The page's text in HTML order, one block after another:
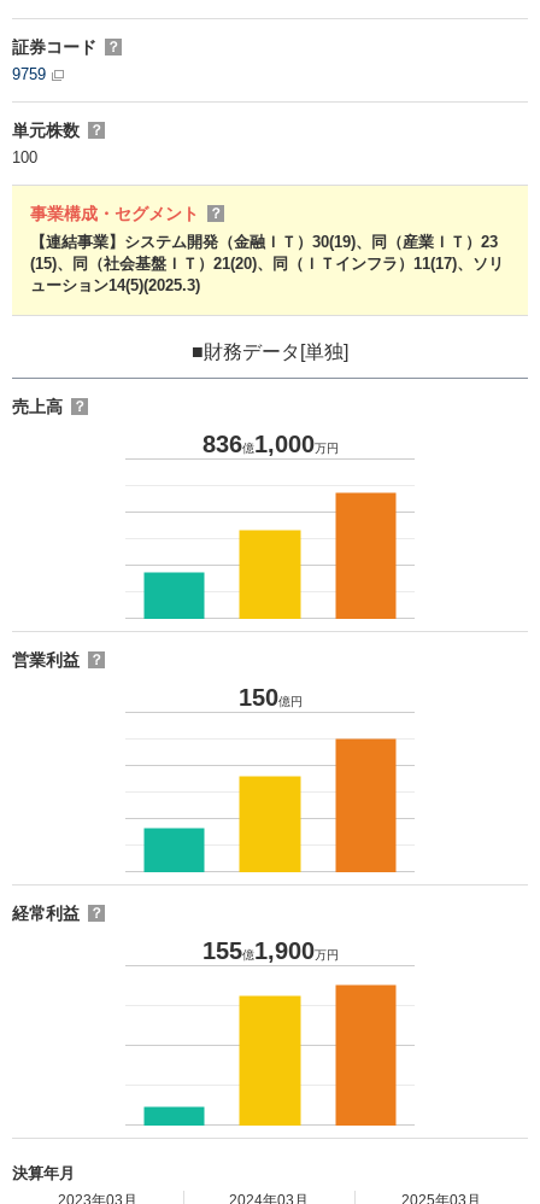
証券コード ？
9759
単元株数 ？
100
事業構成・セグメント ？
【連結事業】システム開発（金融ＩＴ）30(19)、同（産業ＩＴ）23
(15)、同（社会基盤ＩＴ）21(20)、同（ＩＴインフラ）11(17)、ソリ
ューション14(5)(2025.3)
■財務データ[単独]
売上高 ？
836億1,000万円
営業利益 ？
150億円
経常利益 ？
155億1,900万円
決算年月
2023年03月 2024年03月 2025年03月